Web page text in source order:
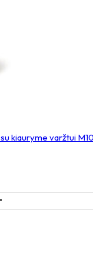
kiauryme varžtui